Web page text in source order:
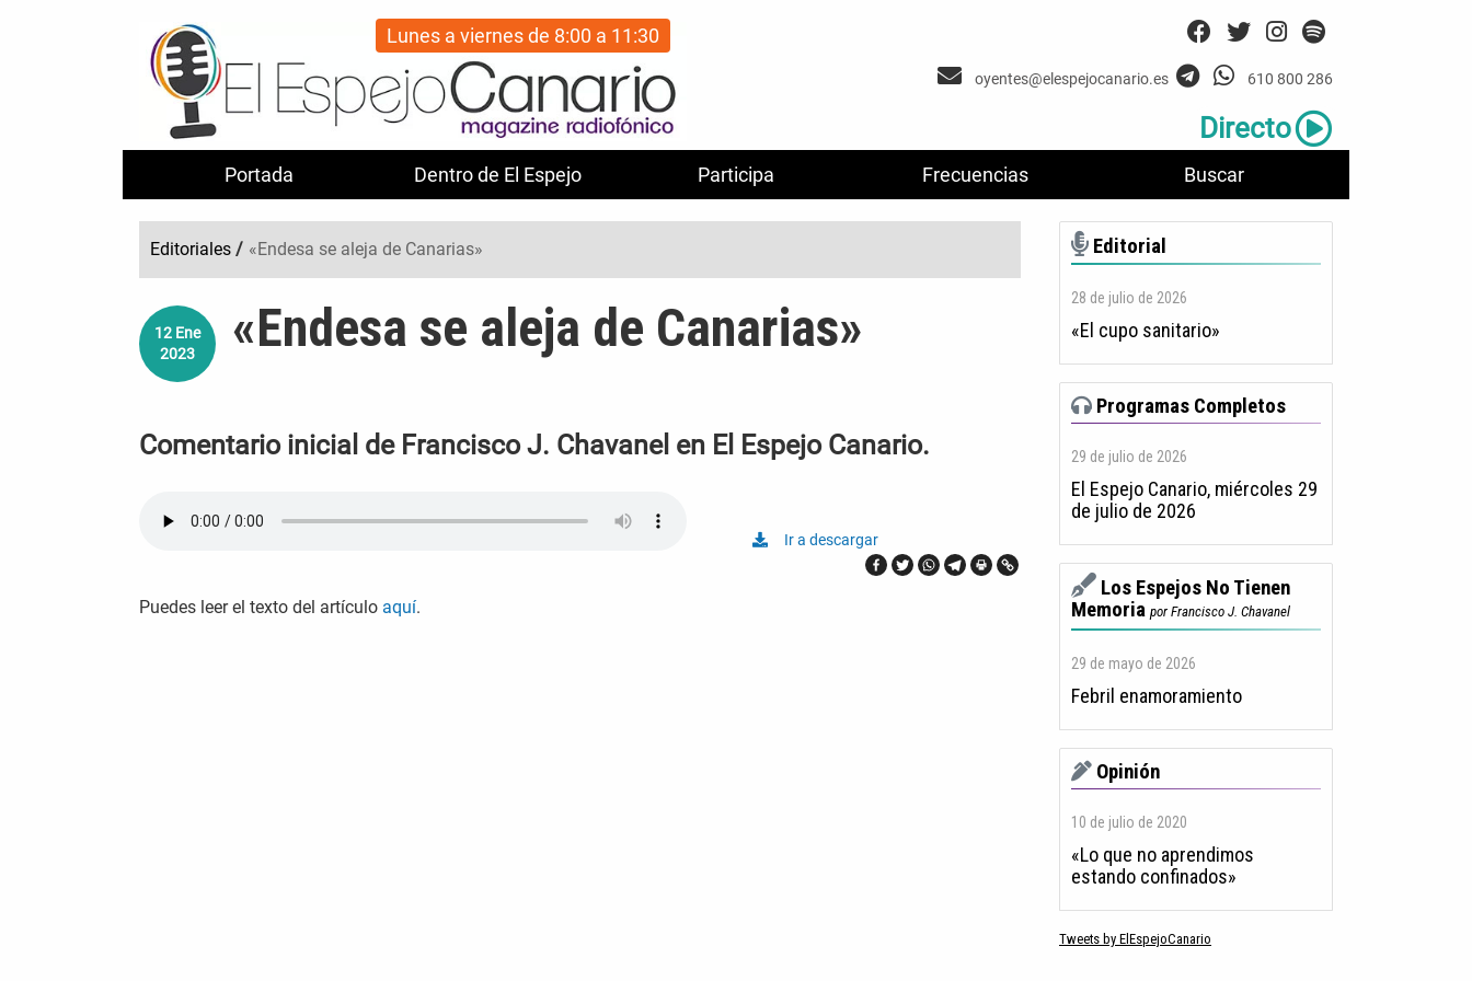
Portada Dentro de El Espejo Participa Frecuencias Buscar
Lunes a viernes de 8:00 a 11:30
oyentes@elespejocanario.es 610 800 286
Directo
Editoriales / «Endesa se aleja de Canarias»
12 Ene
2023
«Endesa se aleja de Canarias»
Comentario inicial de Francisco J. Chavanel en El Espejo Canario.
Ir a descargar
Puedes leer el texto del artículo aquí.
Editorial
28 de julio de 2026
«El cupo sanitario»
Programas Completos
29 de julio de 2026
El Espejo Canario, miércoles 29
de julio de 2026
Los Espejos No Tienen
Memoria por Francisco J. Chavanel
29 de mayo de 2026
Febril enamoramiento
Opinión
10 de julio de 2020
«Lo que no aprendimos
estando confinados»
Tweets by ElEspejoCanario